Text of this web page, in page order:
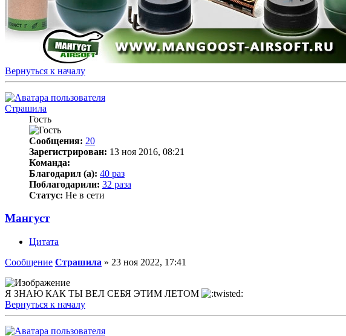
Вернуться к началу
Страшила
Гость
Сообщения: 20
Зарегистрирован: 13 ноя 2016, 08:21
Команда:
Благодарил (а): 40 раз
Поблагодарили: 32 раза
Статус: Не в сети
Мангуст
Цитата
Сообщение Страшила » 23 ноя 2022, 17:41
Я ЗНАЮ КАК ТЫ ВЕЛ СЕБЯ ЭТИМ ЛЕТОМ
Вернуться к началу